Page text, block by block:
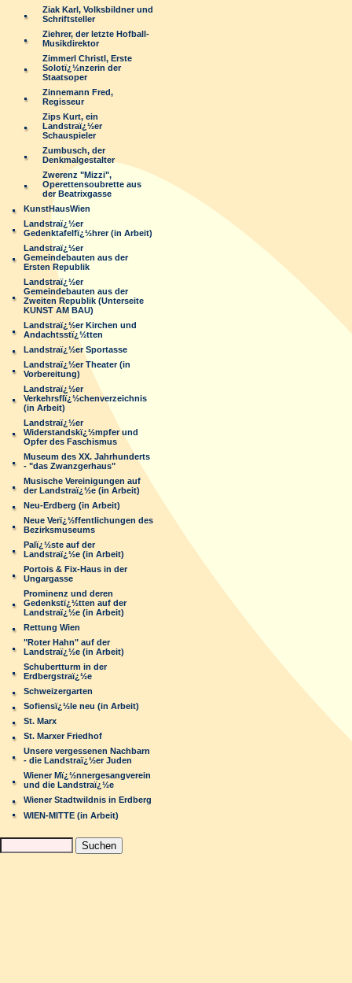
Ziak Karl, Volksbildner und
Schriftsteller
Ziehrer, der letzte Hofball-
Musikdirektor
Zimmerl Christl, Erste
Solotï¿½nzerin der
Staatsoper
Zinnemann Fred,
Regisseur
Zips Kurt, ein
Landstraï¿½er
Schauspieler
Zumbusch, der
Denkmalgestalter
Zwerenz "Mizzi",
Operettensoubrette aus
der Beatrixgasse
KunstHausWien
Landstraï¿½er
Gedenktafelfï¿½hrer (in Arbeit)
Landstraï¿½er
Gemeindebauten aus der
Ersten Republik
Landstraï¿½er
Gemeindebauten aus der
Zweiten Republik (Unterseite
KUNST AM BAU)
Landstraï¿½er Kirchen und
Andachtsstï¿½tten
Landstraï¿½er Sportasse
Landstraï¿½er Theater (in
Vorbereitung)
Landstraï¿½er
Verkehrsflï¿½chenverzeichnis
(in Arbeit)
Landstraï¿½er
Widerstandskï¿½mpfer und
Opfer des Faschismus
Museum des XX. Jahrhunderts
- "das Zwanzgerhaus"
Musische Vereinigungen auf
der Landstraï¿½e (in Arbeit)
Neu-Erdberg (in Arbeit)
Neue Verï¿½ffentlichungen des
Bezirksmuseums
Palï¿½ste auf der
Landstraï¿½e (in Arbeit)
Portois & Fix-Haus in der
Ungargasse
Prominenz und deren
Gedenkstï¿½tten auf der
Landstraï¿½e (in Arbeit)
Rettung Wien
"Roter Hahn" auf der
Landstraï¿½e (in Arbeit)
Schubertturm in der
Erdbergstraï¿½e
Schweizergarten
Sofiensï¿½le neu (in Arbeit)
St. Marx
St. Marxer Friedhof
Unsere vergessenen Nachbarn
- die Landstraï¿½er Juden
Wiener Mï¿½nnergesangverein
und die Landstraï¿½e
Wiener Stadtwildnis in Erdberg
WIEN-MITTE (in Arbeit)